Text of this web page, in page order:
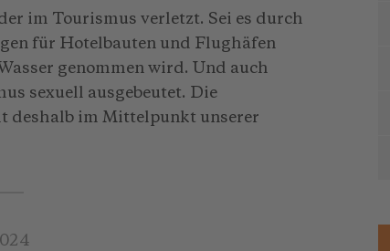
im Tourismus verletzt. Sei es durch
für Hotelbauten und Flughäfen
genommen wird. Und auch
sexuell ausgebeutet. Die
deshalb im Mittelpunkt unserer